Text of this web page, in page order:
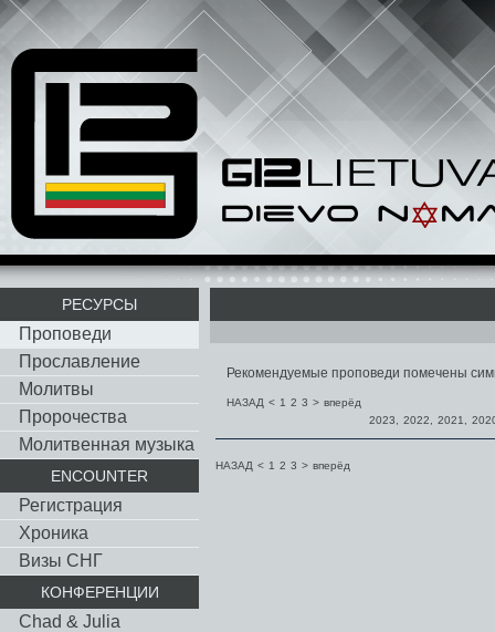
РЕСУРСЫ
Проповеди
Прославление
Молитвы
Пророчества
Молитвенная музыка
ENCOUNTER
Регистрация
Хроника
Визы СНГ
КОНФЕРЕНЦИИ
Chad & Julia
Рекомендуемые проповеди помечены
НАЗАД < 1 2 3 > вперёд
2023
2022 2021
НАЗАД < 1 2 3 > вперёд